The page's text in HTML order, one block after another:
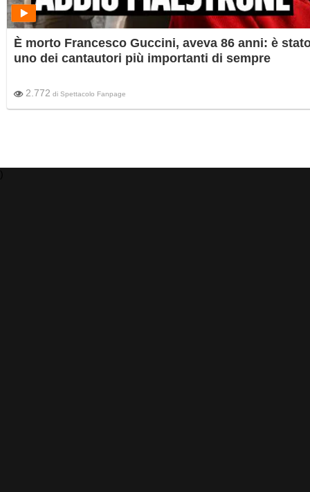
È morto Francesco Guccini, aveva 86 anni: è
uno dei cantautori più importanti di sempre
2.772 di Spettacolo Fanpage